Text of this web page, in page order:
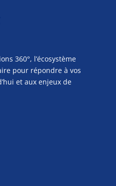
360°, l’écosystème
pour répondre à vos
et aux enjeux de